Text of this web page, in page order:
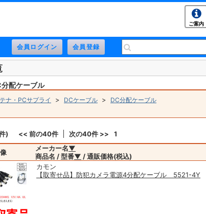
ご案内
配ケーブル
ナ・PCサプライ > DCケーブル > DC分配ケーブル
) << 前の40件 次の40件 >> 1
メーカー名▼
商品名 / 型番▼ / 通販価格(税込)
カモン
【取寄せ品】防犯カメラ電源4分配ケーブル 5521-4Y